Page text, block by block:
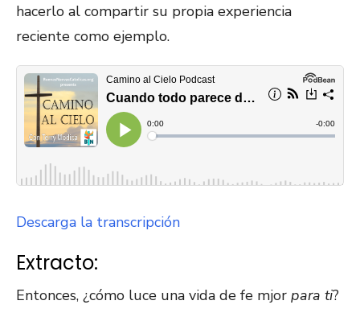
hacerlo al compartir su propia experiencia
reciente como ejemplo.
Descarga la transcripción
Extracto:
Entonces, ¿cómo luce una vida de fe mjor para ti?